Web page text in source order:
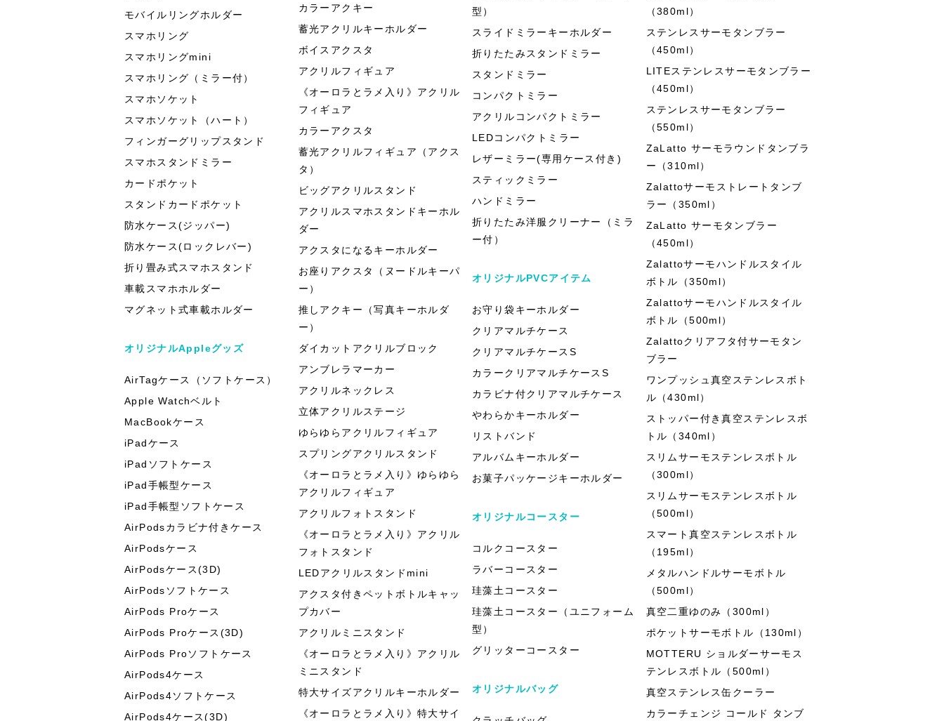
モバイルリングホルダー
スマホリング
スマホリングmini
スマホリング（ミラー付）
スマホソケット
スマホソケット（ハート）
フィンガーグリップスタンド
スマホスタンドミラー
カードポケット
スタンドカードポケット
防水ケース(ジッパー)
防水ケース(ロックレバー)
折り畳み式スマホスタンド
車載スマホホルダー
マグネット式車載ホルダー
オリジナルAppleグッズ
AirTagケース（ソフトケース）
Apple Watchベルト
MacBookケース
iPadケース
iPadソフトケース
iPad手帳型ケース
iPad手帳型ソフトケース
AirPodsカラビナ付きケース
AirPodsケース
AirPodsケース(3D)
AirPodsソフトケース
AirPods Proケース
AirPods Proケース(3D)
AirPods Proソフトケース
AirPods4ケース
AirPods4ソフトケース
AirPods4ケース(3D)
カラーアクキー
蓄光アクリルキーホルダー
ボイスアクスタ
アクリルフィギュア
《オーロラとラメ入り》アクリル
フィギュア
カラーアクスタ
蓄光アクリルフィギュア（アクス
タ）
ビッグアクリルスタンド
アクリルスマホスタンドキーホル
ダー
アクスタになるキーホルダー
お座りアクスタ（ヌードルキーパ
ー）
推しアクキー（写真キーホルダ
ー）
ダイカットアクリルブロック
アンブレラマーカー
アクリルネックレス
立体アクリルステージ
ゆらゆらアクリルフィギュア
スプリングアクリルスタンド
《オーロラとラメ入り》ゆらゆら
アクリルフィギュア
アクリルフォトスタンド
《オーロラとラメ入り》アクリル
フォトスタンド
LEDアクリルスタンドmini
アクスタ付きペットボトルキャッ
プカバー
アクリルミニスタンド
《オーロラとラメ入り》アクリル
ミニスタンド
特大サイズアクリルキーホルダー
《オーロラとラメ入り》特大サイ
型）
スライドミラーキーホルダー
折りたたみスタンドミラー
スタンドミラー
コンパクトミラー
アクリルコンパクトミラー
LEDコンパクトミラー
レザーミラー(専用ケース付き)
スティックミラー
ハンドミラー
折りたたみ洋服クリーナー（ミラ
ー付）
オリジナルPVCアイテム
お守り袋キーホルダー
クリアマルチケース
クリアマルチケースS
カラークリアマルチケースS
カラビナ付クリアマルチケース
やわらかキーホルダー
リストバンド
アルバムキーホルダー
お菓子パッケージキーホルダー
オリジナルコースター
コルクコースター
ラバーコースター
珪藻土コースター
珪藻土コースター（ユニフォーム
型）
グリッターコースター
オリジナルバッグ
（380ml）
ステンレスサーモタンブラー
（450ml）
LITEステンレスサーモタンブラー
（450ml）
ステンレスサーモタンブラー
（550ml）
ZaLatto サーモラウンドタンブラ
ー（310ml）
Zalattoサーモストレートタンブ
ラー（350ml）
ZaLatto サーモタンブラー
（450ml）
Zalattoサーモハンドルスタイル
ボトル（350ml）
Zalattoサーモハンドルスタイル
ボトル（500ml）
Zalattoクリアフタ付サーモタン
ブラー
ワンプッシュ真空ステンレスボト
ル（430ml）
ストッパー付き真空ステンレスボ
トル（340ml）
スリムサーモステンレスボトル
（300ml）
スリムサーモステンレスボトル
（500ml）
スマート真空ステンレスボトル
（195ml）
メタルハンドルサーモボトル
（500ml）
真空二重ゆのみ（300ml）
ポケットサーモボトル（130ml）
MOTTERU ショルダーサーモス
テンレスボトル（500ml）
真空ステンレス缶クーラー
カラーチェンジ コールド タンブ